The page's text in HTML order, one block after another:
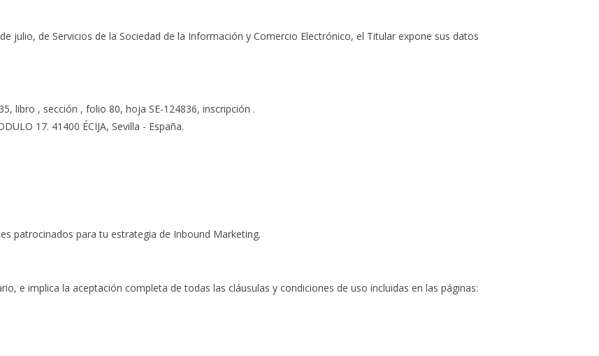
julio, de Servicios de la Sociedad de la Información y Comercio Electrónico, el Titular expone sus datos
libro , sección , folio 80, hoja SE-124836, inscripción .
17. 41400 ÉCIJA, Sevilla - España.
patrocinados para tu estrategia de Inbound Marketing.
e implica la aceptación completa de todas las cláusulas y condiciones de uso incluidas en las páginas: